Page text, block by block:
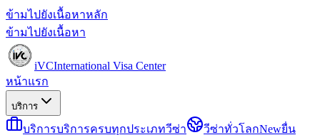
ข้ามไปยังเนื้อหาหลัก
ข้ามไปยังเนื้อหา
iVCInternational Visa Center
หน้าแรก
บริการ
บริการบริการครบทุกประเภทวีซ่า วีซ่าทั่วโลกNewยื่น